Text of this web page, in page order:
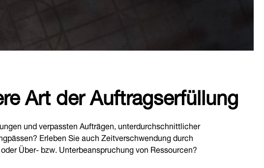
Art der Auftragserfüllung
und verpassten Aufträgen, unterdurchschnittlicher
Erleben Sie auch Zeitverschwendung durch
Über- bzw. Unterbeanspruchung von Ressourcen?